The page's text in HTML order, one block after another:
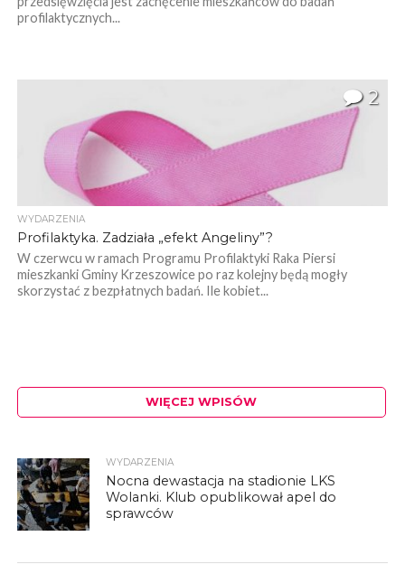
profilaktycznych...
2
WYDARZENIA
Profilaktyka. Zadziała „efekt Angeliny”?
W czerwcu w ramach Programu Profilaktyki Raka Piersi
mieszkanki Gminy Krzeszowice po raz kolejny będą mogły
skorzystać z bezpłatnych badań. Ile kobiet...
WIĘCEJ WPISÓW
WYDARZENIA
Nocna dewastacja na stadionie LKS
Wolanki. Klub opublikował apel do
sprawców